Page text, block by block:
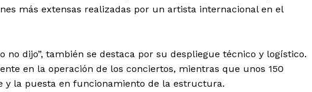
más extensas realizadas por un artista internacional en el
no dijo”, también se destaca por su despliegue técnico y logístico.
en la operación de los conciertos, mientras que unos 150
y la puesta en funcionamiento de la estructura.